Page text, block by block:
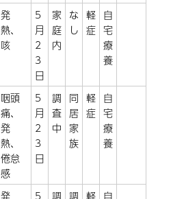
発
熱、
咳
5
月
2
3
日
家
庭
内
な
し
軽
症
自
宅
療
養
咽頭
痛、
発
熱、
倦怠
感
5
月
2
3
日
調
査
中
同
居
家
族
軽
症
自
宅
療
養
発
5
調 調 軽 自